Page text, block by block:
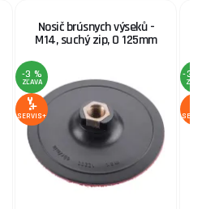
Nosič brúsnych výseků -
M14, suchý zip, O 125mm
-3 %
ZĽAVA
SERVIS+
-36